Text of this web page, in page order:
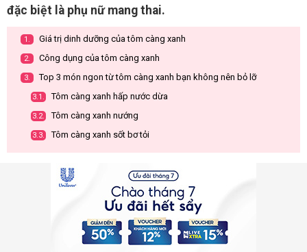
đặc biệt là phụ nữ mang thai.
1. Giá trị dinh dưỡng của tôm càng xanh
2. Công dụng của tôm càng xanh
3. Top 3 món ngon từ tôm càng xanh bạn không nên bỏ lỡ
3.1. Tôm càng xanh hấp nước dừa
3.2. Tôm càng xanh nướng
3.3. Tôm càng xanh sốt bơ tỏi